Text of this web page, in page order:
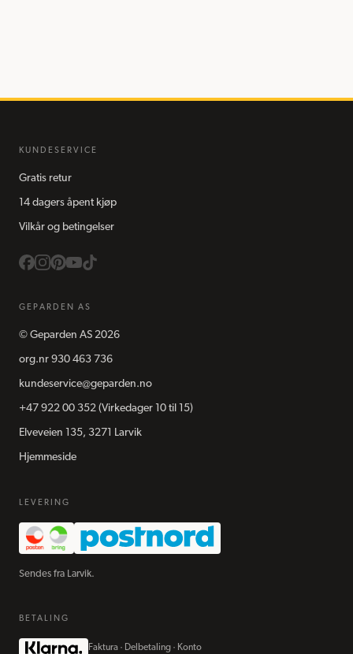
KUNDESERVICE
Gratis retur
14 dagers åpent kjøp
Vilkår og betingelser
GEPARDEN AS
© Geparden AS 2026
org.nr 930 463 736
kundeservice@geparden.no
+47 922 00 352 (Virkedager 10 til 15)
Elveveien 135, 3271 Larvik
Hjemmeside
LEVERING
Sendes fra Larvik.
BETALING
Faktura · Delbetaling · Konto